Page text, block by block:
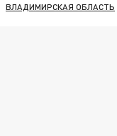
ВЛАДИМИРСКАЯ ОБЛАСТЬ